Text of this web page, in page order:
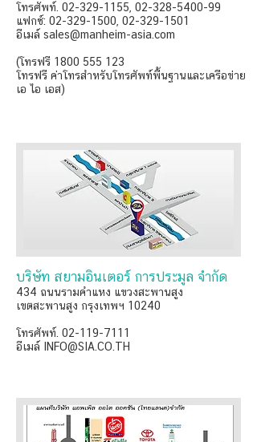
โทรศัพท์. 02-329-1155, 02-328-5400-99
แฟกซ์: 02-329-1500, 02-329-1501
อีเมล์ sales@manheim-asia.com
(โทรฟรี 1800 555 123
โทรฟรี ค่าโทรสำหรับโทรศัพท์พื้นฐานและเครือข่าย
เอ ไอ เอส)
บริษัท สยามอินเตอร์ การประมูล จำกัด
434 ถนนรามคำแหง แขวงสะพานสูง
เขตสะพานสูง กรุงเทพฯ 10240
โทรศัพท์. 02-119-7111
อีเมล์ INFO@SIA.CO.TH